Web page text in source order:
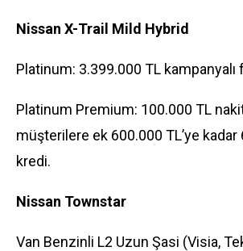
Nissan X-Trail Mild Hybrid
Platinum: 3.399.000 TL kampanyalı
Platinum Premium: 100.000 TL
müşterilere ek 600.000 TL’ye kadar
kredi.
Nissan Townstar
Van Benzinli L2 Uzun Şasi (Visia,